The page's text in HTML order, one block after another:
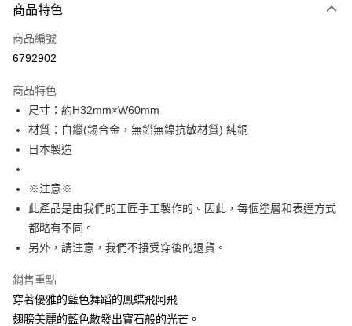
付款後萊爾富取貨
付款後7-11取貨
宅配
每筆NT$60，滿NT$1,000(含以上)免運費
海外配送
商品特色
商品編號
6792902
商品特色
尺寸：約H32mm×W60mm
材質：白鑞(錫合金，無鉛無鎳抗敏材質) 純銅
日本製造
※注意※
此產品是由我們的工匠手工製作的。因此，每個塗層和表達方式
都略有不同。
另外，請注意，我們不接受穿後的退貨。
銷售重點
穿著優雅的藍色舞蹈的鳳蝶飛阿飛
翅膀美麗的藍色散發出寶石般的光芒。